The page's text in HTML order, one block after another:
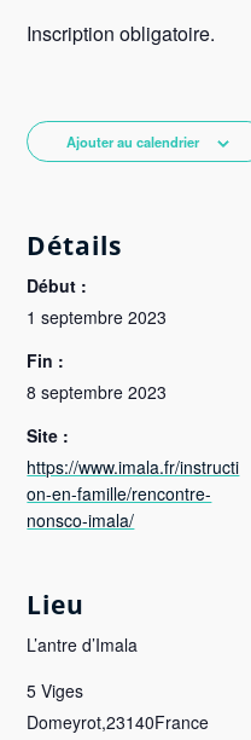
Inscription obligatoire.
Ajouter au calendrier
Détails
Début :
1 septembre 2023
Fin :
8 septembre 2023
Site :
https://www.imala.fr/instructi
on-en-famille/rencontre-
nonsco-imala/
Lieu
L’antre d’Imala
5 Viges
Domeyrot,23140France